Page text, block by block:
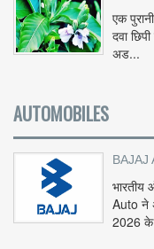
एक
दवा
अड...
AUTOMOBILES
BAJAJ
भारतीय
Auto ने
2026